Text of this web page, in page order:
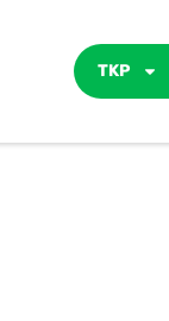
TKP